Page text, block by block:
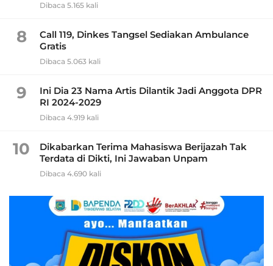
Dibaca 5.165 kali
8
Call 119, Dinkes Tangsel Sediakan Ambulance
Gratis
Dibaca 5.063 kali
9
Ini Dia 23 Nama Artis Dilantik Jadi Anggota DPR
RI 2024-2029
Dibaca 4.919 kali
10
Dikabarkan Terima Mahasiswa Berijazah Tak
Terdata di Dikti, Ini Jawaban Unpam
Dibaca 4.690 kali